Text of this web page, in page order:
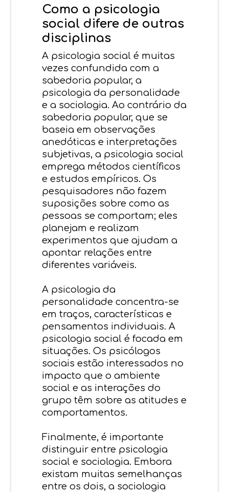
Como a psicologia
social difere de outras
disciplinas
A psicologia social é muitas
vezes confundida com a
sabedoria popular, a
psicologia da personalidade
e a sociologia. Ao contrário da
sabedoria popular, que se
baseia em observações
anedóticas e interpretações
subjetivas, a psicologia social
emprega métodos científicos
e estudos empíricos. Os
pesquisadores não fazem
suposições sobre como as
pessoas se comportam; eles
planejam e realizam
experimentos que ajudam a
apontar relações entre
diferentes variáveis.
A psicologia da
personalidade concentra-se
em traços, características e
pensamentos individuais. A
psicologia social é focada em
situações. Os psicólogos
sociais estão interessados no
impacto que o ambiente
social e as interações do
grupo têm sobre as atitudes e
comportamentos.
Finalmente, é importante
distinguir entre psicologia
social e sociologia. Embora
existam muitas semelhanças
entre os dois, a sociologia